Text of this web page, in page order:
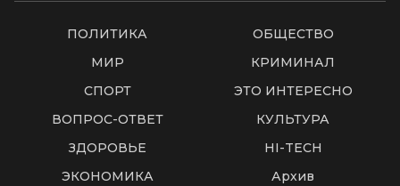
ПОЛИТИКА
ОБЩЕСТВО
МИР
КРИМИНАЛ
СПОРТ
ЭТО ИНТЕРЕСНО
ВОПРОС-ОТВЕТ
КУЛЬТУРА
ЗДОРОВЬЕ
HI-TECH
ЭКОНОМИКА
Архив